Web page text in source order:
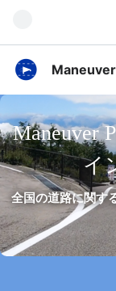
バーポイ
Maneuver
イ
全国の道路に関す